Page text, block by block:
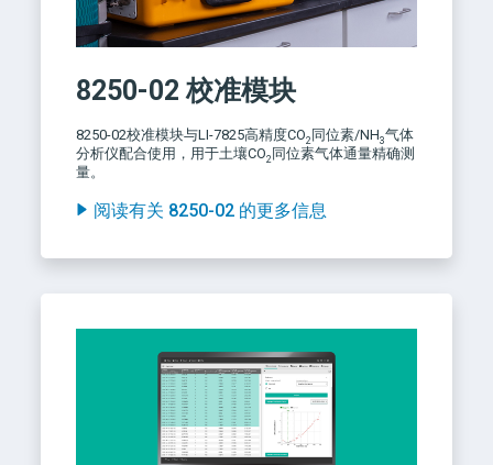
8250-02 校准模块
8250-02校准模块与LI-7825高精度CO2 同位素/NH3气体
分析仪配合使用，用于土壤CO2 同位素气体通量精确测
量。
阅读有关 8250-02 的更多信息